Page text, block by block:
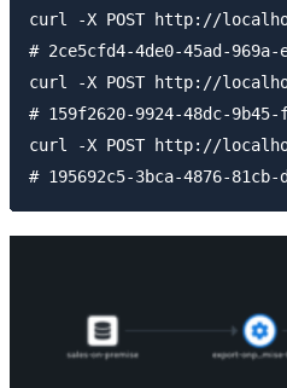
curl -X POST http://
# 2ce5cfd4-4de0-45ad-969a-
curl -X POST http://
# 159f2620-9924-48dc-
curl -X POST http://